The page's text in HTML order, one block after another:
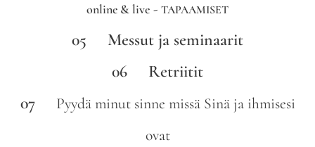
online & live - TAPAAMISET
05
Messut ja seminaarit
06
Retriitit
07
Pyydä minut sinne missä Sinä ja ihmisesi
ovat